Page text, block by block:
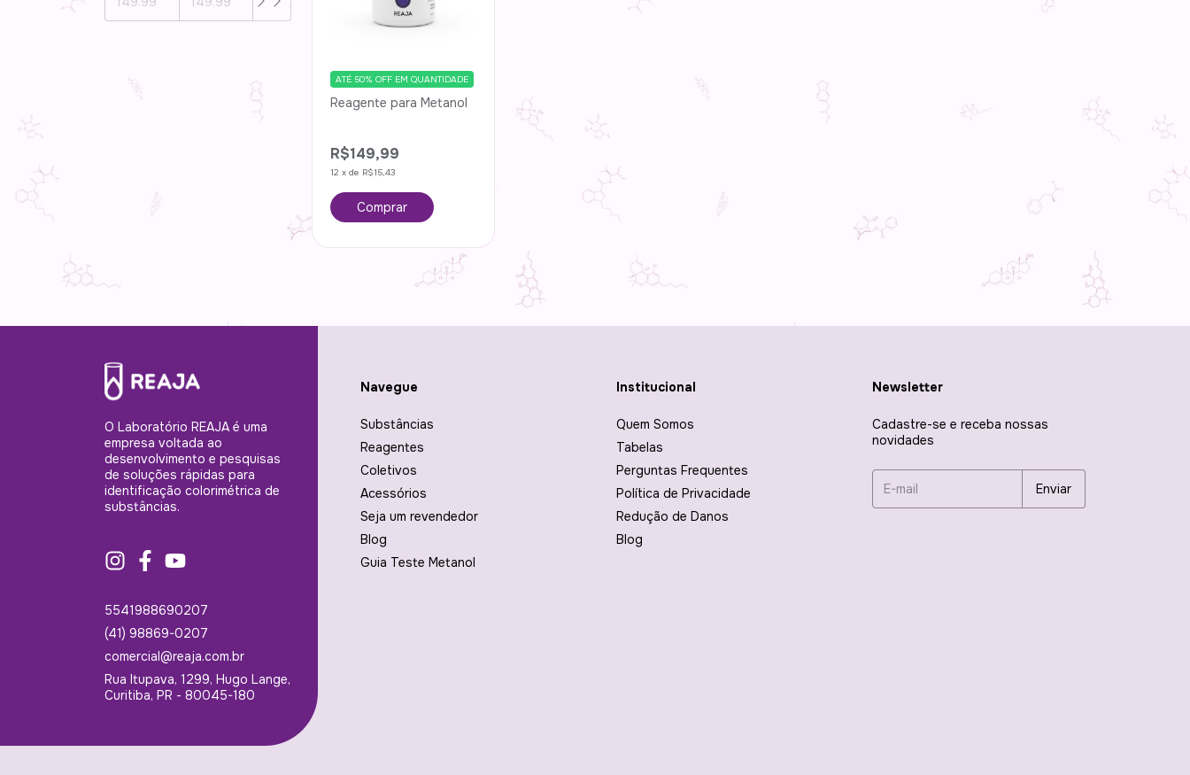
Reagente para Metanol
R$149,99
12 xde R$15,43
ATÉ 50% OFF EM QUANTIDADE
O Laboratório REAJA é uma
empresa voltada ao
desenvolvimento e pesquisas
de soluções rápidas para
identificação colorimétrica de
substâncias.
5541988690207
(41) 98869-0207
comercial@reaja.com.br
Rua Itupava, 1299, Hugo Lange,
Curitiba, PR - 80045-180
Navegue
Substâncias
Reagentes
Coletivos
Acessórios
Seja um revendedor
Blog
Guia Teste Metanol
Institucional
Quem Somos
Tabelas
Perguntas Frequentes
Política de Privacidade
Redução de Danos
Blog
Newsletter
Cadastre-se e receba nossas
novidades